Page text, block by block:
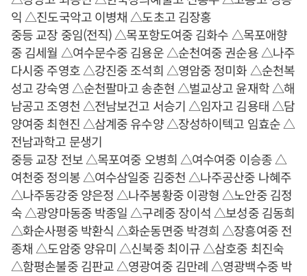
익 △진도국악고 이병채 △도초고 김장홍
중등 교장 중임(전직) △목포항도여중 김화수 △목포애향
중 김세월 △여수문수중 김용운 △순천여중 권순용 △나주
다시중 주영호 △강진중 조석희 △영암중 정미화 △순천복
성고 강숙영 △순천팔마고 송춘현 △벌교상고 윤재학 △해
남공고 조영천 △전남보건고 서승기 △임자고 김용태 △담
양여중 최현진 △삼계중 유수양 △장성하이텍고 임효순 △
전남과학고 문생기
중등 교장 전보 △목포여중 오병희 △여수여중 이승종 △
여천중 정의봉 △여수삼일중 김중천 △나주공산중 나혜주
△나주동강중 양은정 △나주봉황중 이광형 △노안중 김정
숙 △광양마동중 박종일 △구례중 장이석 △보성중 김동희
△화순사평중 박환식 △화순동면중 박경희 △장흥여중 전
종채 △도암중 양유미 △신북중 최이규 △삼호중 최진숙
△함평손불중 김판교 △영광여중 김만례 △영광백수중 박